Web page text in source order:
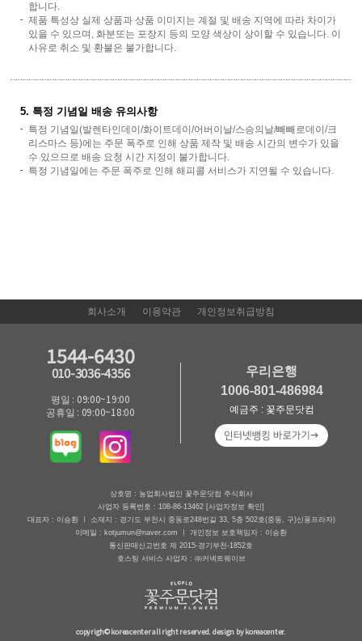
합니다.
제품 특성상 실제 상품과 상품 이미지는 계절 및 배송 지역에 따라 차이가
있을 수 있으며, 화분또는 포장지 등의 모양 색상이 상이할 수 있습니다. 이
사유로 취소 및 환불은 불가합니다.
5. 특정 기념일 배송 유의사항
특정 기념일(발렌타인데이/화이트데이/어버이날/스승의날/빼빼로데이/크
리스마스 등)에는 주문 폭주로 인해 상품 제작 및 배송 시간의 변수가 있을
수 있으므로 배송 요청 시간 지정이 불가합니다.
특정 기념일에는 주문 폭주로 인해 해피콜 서비스가 지연될 수 있습니다.
회사소개 이용약관 개인정보취급방침
1544-6430
010-3036-4356
평일 : 09:00~19:00
공휴일 : 09:00~18:00
우리은행
1006-801-486984
예금주 : 꽃주문닷컴
상호명 : 농업회사법인 꽃주문닷컴 주식회사
사업자 등록번호 : 108-86-13462 [사업자정보 확인]
대표자 : 이승환 ㅣ 소재지 : 경기도 부천시 중동로248번길 33, 5층 502호(중동, 구)신풍프라자)
이메일 : kotjumun@naver.com ㅣ 개인정보 보호책임자 : 이승환
통신판매신고번호 제 2015-경기부천-1852호
호스팅 서비스 사업자 : ㈜커넥트웨이브
copyrigh© koreacenter all right reserved. design by koreacenter.